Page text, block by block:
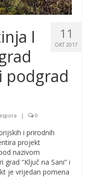
11
OKT 2017
I
podgrad
| 0
i prirodnih
projekt
nazivom
“Ključ na Sani” i
je vrijedan pomena